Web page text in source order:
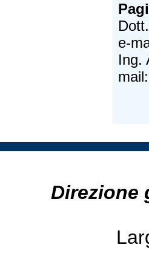
e-
Ing.
mail:
Direzione